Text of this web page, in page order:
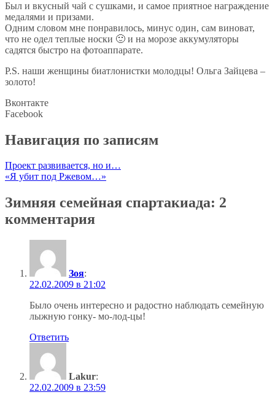
Был и вкусный чай с сушками, и самое приятное награждение
медалями и призами.
Одним словом мне понравилось, минус один, сам виноват,
что не одел теплые носки 🙂 и на морозе аккумуляторы
садятся быстро на фотоаппарате.
P.S. наши женщины биатлонистки молодцы! Ольга Зайцева –
золото!
Вконтакте
Facebook
Навигация по записям
Проект развивается, но и…
«Я убит под Ржевом…»
Зимняя семейная спартакиада: 2
комментария
Зоя:
22.02.2009 в 21:02
Было очень интересно и радостно наблюдать семейную
лыжную гонку- мо-лод-цы!
Ответить
Lakur:
22.02.2009 в 23:59